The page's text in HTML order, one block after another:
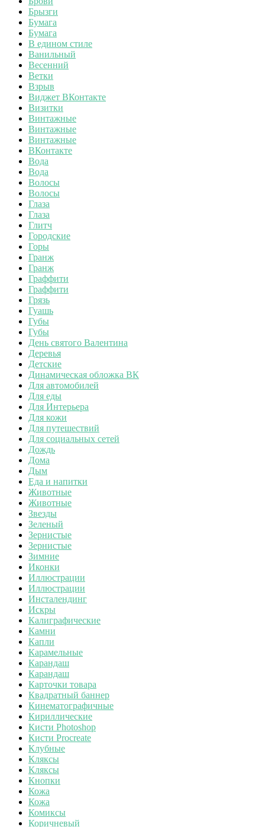
Брызги
Бумага
Бумага
В едином стиле
Ванильный
Весенний
Ветки
Взрыв
Виджет ВКонтакте
Визитки
Винтажные
Винтажные
Винтажные
ВКонтакте
Вода
Вода
Волосы
Волосы
Глаза
Глаза
Глитч
Городские
Горы
Гранж
Гранж
Граффити
Граффити
Грязь
Гуашь
Губы
Губы
День святого Валентина
Деревья
Детские
Динамическая обложка ВК
Для автомобилей
Для еды
Для Интерьера
Для кожи
Для путешествий
Для социальных сетей
Дождь
Дома
Дым
Еда и напитки
Животные
Животные
Звезды
Зеленый
Зернистые
Зернистые
Зимние
Иконки
Иллюстрации
Иллюстрации
Инсталендинг
Искры
Калиграфические
Камни
Капли
Карамельные
Карандаш
Карандаш
Карточки товара
Квадратный баннер
Кинематографичные
Кириллические
Кисти Photoshop
Кисти Procreate
Клубные
Кляксы
Кляксы
Кнопки
Кожа
Кожа
Комиксы
Коричневый